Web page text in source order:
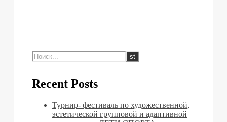
Recent Posts
Турнир- фестиваль по художественной,
эстетической групповой и адаптивной